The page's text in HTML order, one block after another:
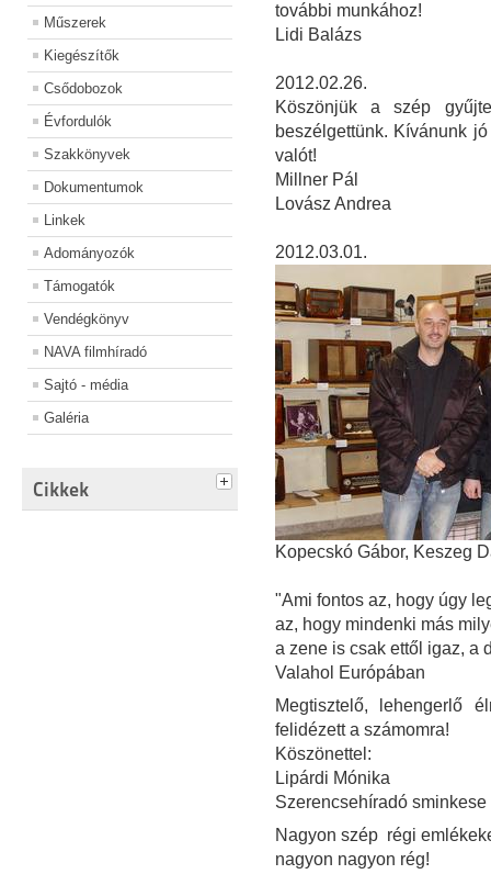
Műszerek
Kiegészítők
Csődobozok
Évfordulók
Szakkönyvek
Dokumentumok
Linkek
Adományozók
Támogatók
Vendégkönyv
NAVA filmhíradó
Sajtó - média
Galéria
Cikkek
további munkához!
Lidi Balázs
2012.02.26.
Köszönjük a szép
beszélgettünk. Kívánunk
valót!
Millner Pál
Lovász Andrea
2012.03.01.
Kopecskó Gábor, Keszeg
"Ami fontos az, hogy úgy
az, hogy mindenki más
a zene is csak ettől igaz, a
Valahol Európában
Megtisztelő, lehengerlő
felidézett a számomra!
Köszönettel:
Lipárdi Mónika
Szerencsehíradó sminkese
Nagyon szép régi
nagyon nagyon rég!